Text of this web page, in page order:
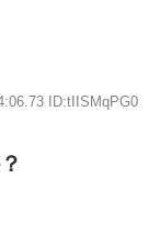
ID:tIISMqPG0